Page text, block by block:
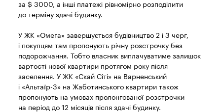
за $ 3000, а інші платежі рівномірно розподілити
до терміну здачі будинку.
У ЖК «Омега» завершується будівництво 2 і 3 черг,
і покупцям там пропонують річну розстрочку без
подорожчання. Тобто власник виплачуватиме залишок
вартості нової квартири протягом року після
заселення. У ЖК «Скай Сіті» на Варненський
і «Альтаїр-3» на Жаботинського квартири також
пропонують на умовах пролонгованої розстрочки
на період до 12 місяців після здачі будинку.